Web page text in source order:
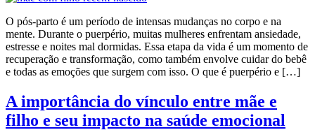
O pós-parto é um período de intensas mudanças no corpo e na
mente. Durante o puerpério, muitas mulheres enfrentam ansiedade,
estresse e noites mal dormidas. Essa etapa da vida é um momento de
recuperação e transformação, como também envolve cuidar do bebê
e todas as emoções que surgem com isso. O que é puerpério e […]
A importância do vínculo entre mãe e
filho e seu impacto na saúde emocional